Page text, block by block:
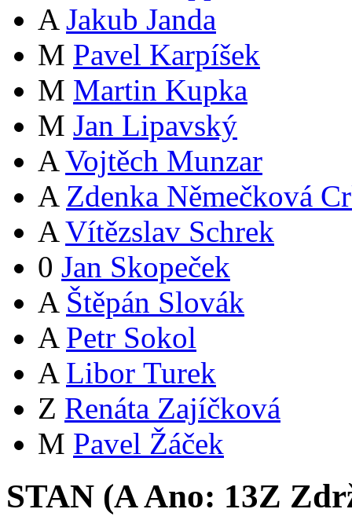
A Jakub Janda
M Pavel Karpíšek
M Martin Kupka
M Jan Lipavský
A Vojtěch Munzar
A Zdenka Němečková
A Vítězslav Schrek
0 Jan Skopeček
A Štěpán Slovák
A Petr Sokol
A Libor Turek
Z Renáta Zajíčková
M Pavel Žáček
STAN (AAno: 13Z